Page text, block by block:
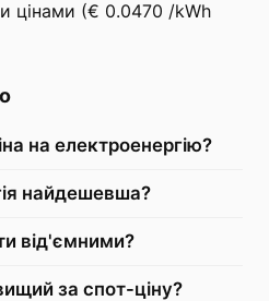
цінами (€ 0.0470 /kWh
на електроенергію?
найдешевша?
від'ємними?
за спот-ціну?